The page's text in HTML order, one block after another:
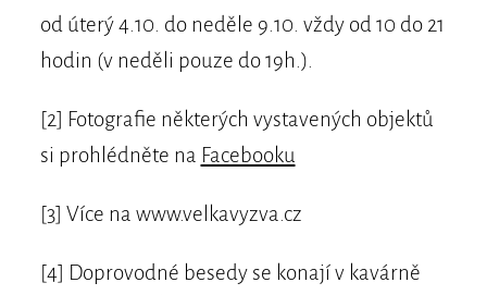
od úterý 4.10. do neděle 9.10. vždy od 10 do 21
hodin (v neděli pouze do 19h.).
[2] Fotografie některých vystavených objektů
si prohlédněte na Facebooku
[3] Více na www.velkavyzva.cz
[4] Doprovodné besedy se konají v kavárně